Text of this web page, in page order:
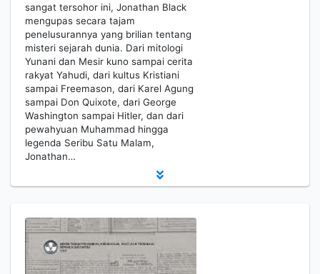
sangat tersohor ini, Jonathan Black
mengupas secara tajam
penelusurannya yang brilian tentang
misteri sejarah dunia. Dari mitologi
Yunani dan Mesir kuno sampai cerita
rakyat Yahudi, dari kultus Kristiani
sampai Freemason, dari Karel Agung
sampai Don Quixote, dari George
Washington sampai Hitler, dan dari
pewahyuan Muhammad hingga
legenda Seribu Satu Malam,
Jonathan…